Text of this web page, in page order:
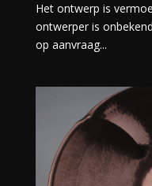
Het ontwerp is
ontwerper is
op aanvraag...